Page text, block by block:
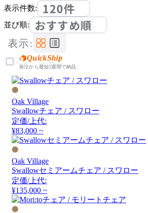
表示件数:
120件
並び順: おすすめ順
表示:
QuickShip
発注から最短2週間で納品
Oak Village
Swallowチェア / スワロー
定価/上代:
¥83,000 ~
Oak Village
Swallowセミアームチェア / スワロー
定価/上代:
¥135,000 ~